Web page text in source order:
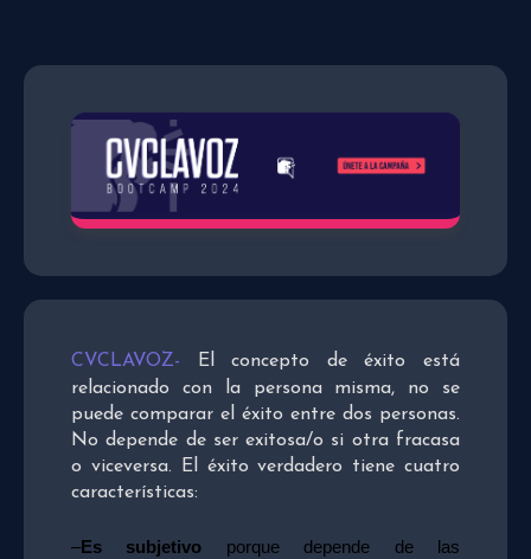
CVCLAVOZ- El concepto de éxito está
relacionado con la persona misma, no se
puede comparar el éxito entre dos personas.
No depende de ser exitosa/o si otra fracasa
o viceversa. El éxito verdadero tiene cuatro
características:
–Es subjetivo porque depende de las